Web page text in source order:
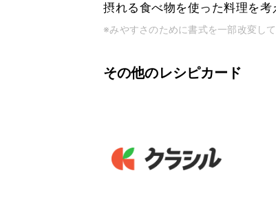
摂れる食べ物を使った料理を考
※みやすさのために書式を一部改変して
その他のレシピカード